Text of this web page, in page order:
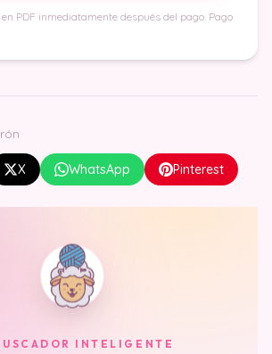
PDF inmediatamente después del pago. Pago
X WhatsApp Pinterest
INTELIGENTE